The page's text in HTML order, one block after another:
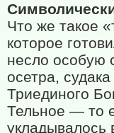
Что же такое
которое
несло особую
осетра,
Триединого
Тельное — то
укладывалось